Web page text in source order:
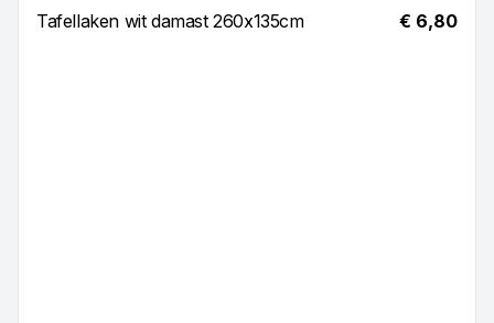
Tafellaken wit damast 260x135cm € 6,80